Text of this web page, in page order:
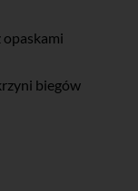
biegów